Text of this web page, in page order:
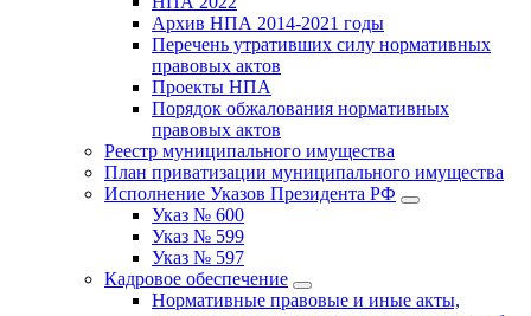
Архив НПА 2014-2021 годы
Перечень утративших силу нормативных
правовых актов
Проекты НПА
Порядок обжалования нормативных
правовых актов
Реестр муниципального имущества
План приватизации муниципального имущества
Исполнение Указов Президента РФ
Указ № 600
Указ № 599
Указ № 597
Кадровое обеспечение
Нормативные правовые и иные акты,